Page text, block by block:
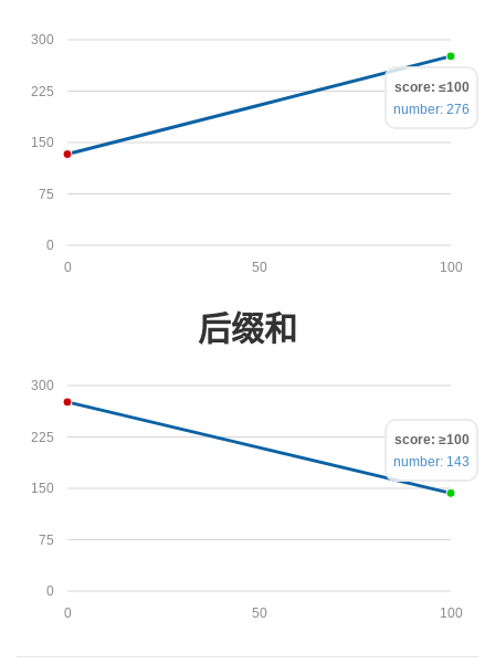
0
75
150
225
300
100
50
0
score: ≤100
number: 276
后缀和
0
75
150
225
300
100
50
0
score: ≥100
number: 143